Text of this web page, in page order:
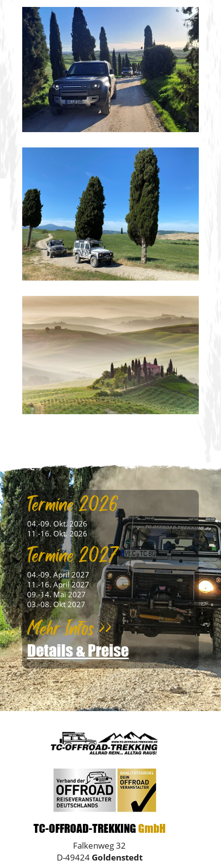
Termine 2026
04.-09. Okt. 2026
11.-16. Okt. 2026
Termine 2027
04.-09. April 2027
11.-16. April 2027
09.-14. Mai 2027
03.-08. Okt 2027
Mehr Infos >>
Details & Preise
TC-OFFROAD-TREKKINGGmbH
Falkenweg 32
D-49424Goldenstedt